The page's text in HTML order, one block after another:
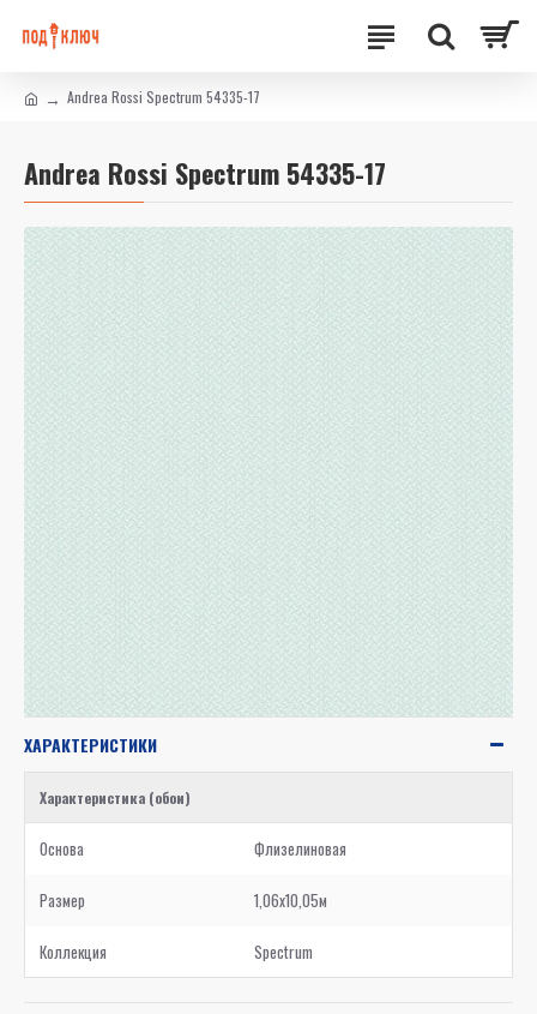
Andrea Rossi Spectrum 54335-17
Andrea Rossi Spectrum 54335-17
ХАРАКТЕРИСТИКИ
Характеристика (обои)
Основа Флизелиновая
Размер 1,06x10,05м
Коллекция Spectrum